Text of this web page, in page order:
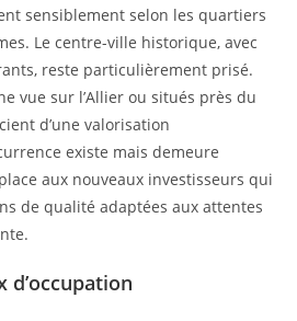
sensiblement selon les quartiers
Le centre-ville historique, avec
reste particulièrement prisé.
vue sur l’Allier ou situés près du
d’une valorisation
existe mais demeure
aux nouveaux investisseurs qui
de qualité adaptées aux attentes
d’occupation